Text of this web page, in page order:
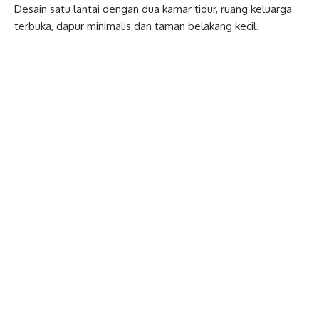
Desain satu lantai dengan dua kamar tidur, ruang keluarga
terbuka, dapur minimalis dan taman belakang kecil.